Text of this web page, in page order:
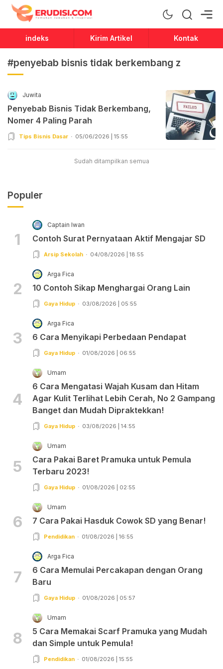
Erudisi
Temukan Jawaban dan Inspirasi
indeks Kirim Artikel Kontak
#penyebab bisnis tidak berkembang z
Juwita
Penyebab Bisnis Tidak Berkembang,
Nomer 4 Paling Parah
Tips Bisnis Dasar 05/06/2026 | 15:55
Sudah ditampilkan semua
Populer
1
Captain Iwan
Contoh Surat Pernyataan Aktif Mengajar SD
Arsip Sekolah 04/08/2026 | 18:55
2
Arga Fica
10 Contoh Sikap Menghargai Orang Lain
Gaya Hidup 03/08/2026 | 05:55
3
Arga Fica
6 Cara Menyikapi Perbedaan Pendapat
Gaya Hidup 01/08/2026 | 06:55
4
Umam
6 Cara Mengatasi Wajah Kusam dan Hitam
Agar Kulit Terlihat Lebih Cerah, No 2 Gampang
Banget dan Mudah Dipraktekkan!
Gaya Hidup 03/08/2026 | 14:55
5
Umam
Cara Pakai Baret Pramuka untuk Pemula
Terbaru 2023!
Gaya Hidup 01/08/2026 | 02:55
6
Umam
7 Cara Pakai Hasduk Cowok SD yang Benar!
Pendidikan 01/08/2026 | 16:55
7
Arga Fica
6 Cara Memulai Percakapan dengan Orang
Baru
Gaya Hidup 01/08/2026 | 05:57
8
Umam
5 Cara Memakai Scarf Pramuka yang Mudah
dan Simple untuk Pemula!
Pendidikan 01/08/2026 | 15:55